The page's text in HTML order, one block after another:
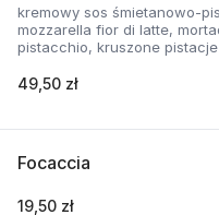
kremowy sos śmietanowo-
mozzarella fior di latte,
pistacchio, kruszone pistacje
49,50 zł
Focaccia
19,50 zł